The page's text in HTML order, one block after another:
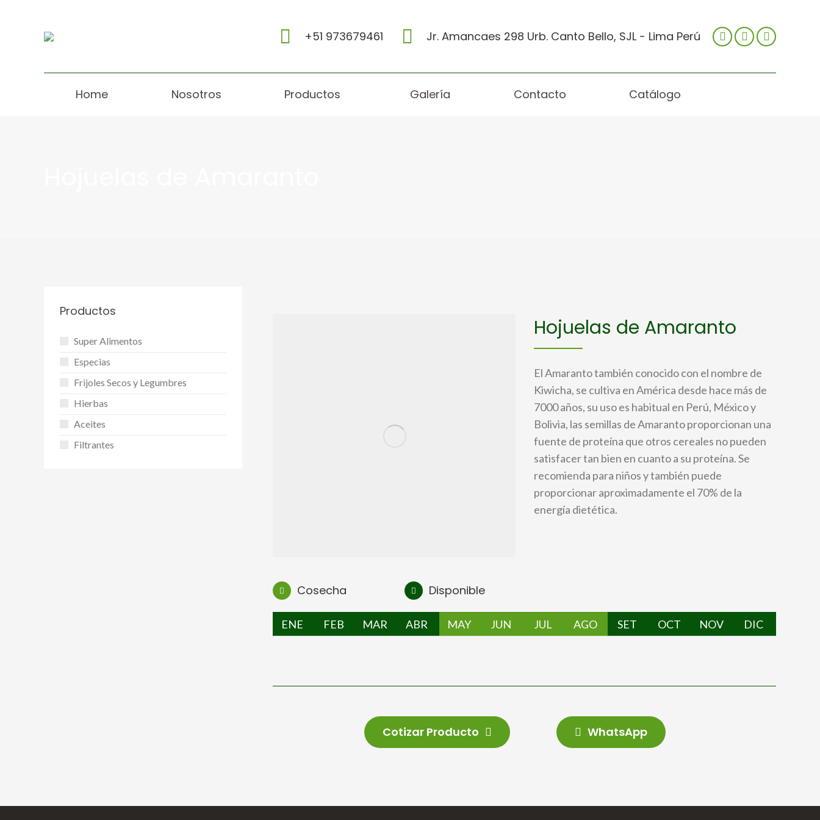
+51 973679461 Jr. Amancaes 298 Urb. Canto Bello, SJL - Lima Perú
Home Nosotros Productos Galería Contacto Catálogo
Hojuelas de Amaranto
El Amaranto también conocido con el nombre de
Kiwicha, se cultiva en América desde hace más de
7000 años, su uso es habitual en Perú, México y
Bolivia, las semillas de Amaranto proporcionan una
fuente de proteína que otros cereales no pueden
satisfacer tan bien en cuanto a su proteína. Se
recomienda para niños y también puede
proporcionar aproximadamente el 70% de la
energía dietética.
Cosecha Disponible
ENE FEB MAR ABR MAY JUN JUL AGO SET OCT NOV DIC
Cotizar Producto WhatsApp
Productos
Super Alimentos
Especias
Frijoles Secos y Legumbres
Hierbas
Aceites
Filtrantes